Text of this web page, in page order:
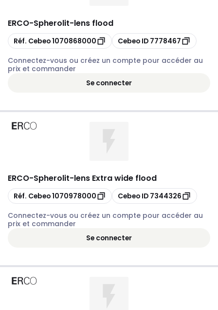
ERCO-Spherolit-lens flood
Copier
Réf. Cebeo1070868000 Copier
Cebeo ID 7778467
Connectez-vous ou créez un compte pour accéder au
prix et commander
Se connecter
ERCO-Spherolit-lens Extra wide flood
Copier
Réf. Cebeo1070978000 Copier
Cebeo ID 7344326
Connectez-vous ou créez un compte pour accéder au
prix et commander
Se connecter